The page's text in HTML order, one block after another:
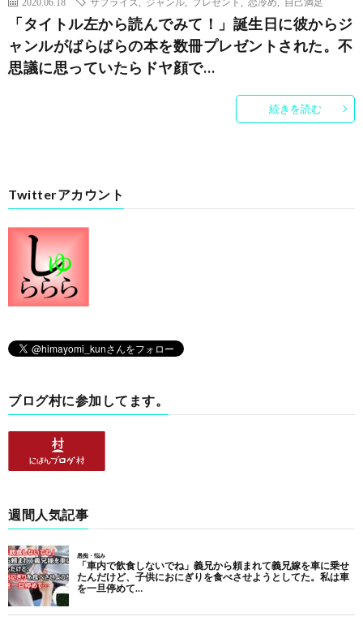
「タイトル左から読んでみて！」誕生日に彼からジ
ャンルがばらばらの本を数冊プレゼントされた。不
思議に思っていたらドヤ顔で…
続きを読む
Twitterアカウント
ブログ村に参加してます。
週間人気記事